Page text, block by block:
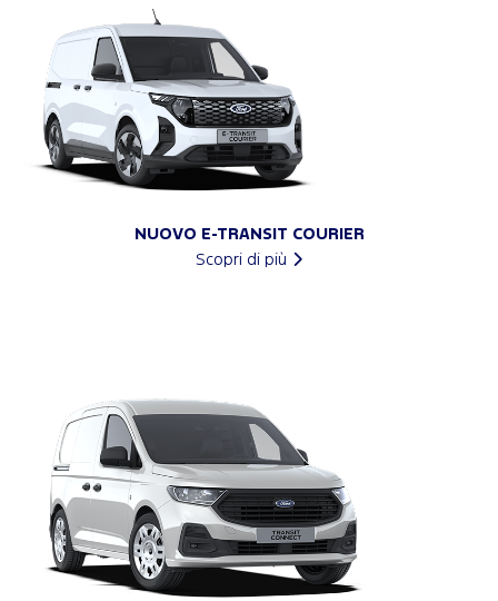
NUOVO E-TRANSIT COURIER
Scopri di più